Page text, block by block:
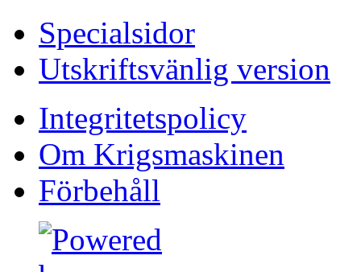
Specialsidor
Utskriftsvänlig version
Integritetspolicy
Om Krigsmaskinen
Förbehåll